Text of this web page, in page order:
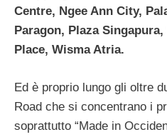
Centre, Ngee Ann City,
Paragon, Plaza Singapura,
Place, Wisma Atria.
Ed è proprio lungo gli oltre
Road che si concentrano i
soprattutto “Made in